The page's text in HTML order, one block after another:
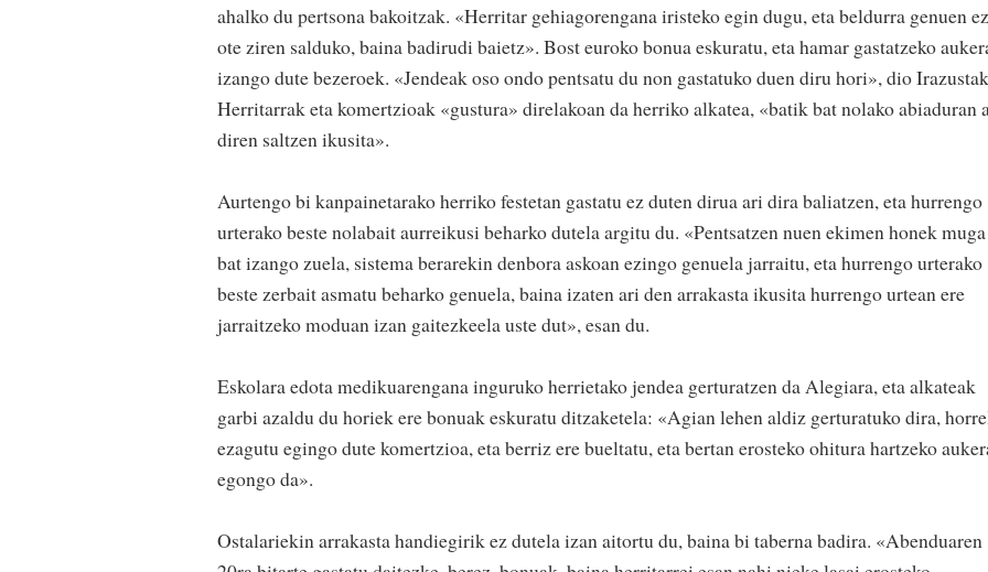
ahalko du pertsona bakoitzak. «Herritar gehiagorengana iristeko egin dugu, eta beldurra genuen ez
ote ziren salduko, baina badirudi baietz». Bost euroko bonua eskuratu, eta hamar gastatzeko
izango dute bezeroek. «Jendeak oso ondo pentsatu du non gastatuko duen diru hori», dio
Herritarrak eta komertzioak «gustura» direlakoan da herriko alkatea, «batik bat nolako abiaduran
diren saltzen ikusita».
Aurtengo bi kanpainetarako herriko festetan gastatu ez duten dirua ari dira baliatzen, eta hurrengo
urterako beste nolabait aurreikusi beharko dutela argitu du. «Pentsatzen nuen ekimen honek muga
bat izango zuela, sistema berarekin denbora askoan ezingo genuela jarraitu, eta hurrengo urterako
beste zerbait asmatu beharko genuela, baina izaten ari den arrakasta ikusita hurrengo urtean ere
jarraitzeko moduan izan gaitezkeela uste dut», esan du.
Eskolara edota medikuarengana inguruko herrietako jendea gerturatzen da Alegiara, eta alkateak
garbi azaldu du horiek ere bonuak eskuratu ditzaketela: «Agian lehen aldiz gerturatuko dira,
ezagutu egingo dute komertzioa, eta berriz ere bueltatu, eta bertan erosteko ohitura hartzeko
egongo da».
Ostalariekin arrakasta handiegirik ez dutela izan aitortu du, baina bi taberna badira. «Abenduaren